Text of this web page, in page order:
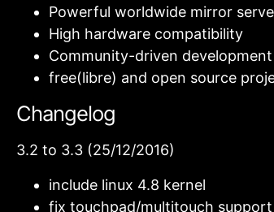
Powerful worldwide mirror
High hardware compatibility
Community-driven development
free(libre) and open source
Changelog
3.2 to 3.3 (25/12/2016)
include linux 4.8 kernel
fix touchpad/multitouch support